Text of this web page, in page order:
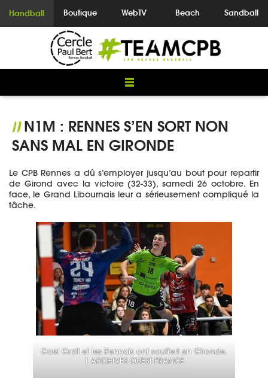
Handball Boutique WebTV Beach Sandball
//N1M : RENNES S’EN SORT NON
SANS MAL EN GIRONDE
Le CPB Rennes a dû s’employer jusqu’au bout pour repartir
de Girond avec la victoire (32-33), samedi 26 octobre. En
face, le Grand Libournais leur a sérieusement compliqué la
tâche.
Gael Grall et les Rennais ont souffert en Gironde.
| ARCHIVES OUEST-FRANCE